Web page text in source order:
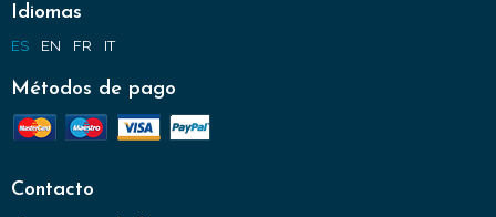
Idiomas
ES EN FR IT
Métodos de pago
Contacto